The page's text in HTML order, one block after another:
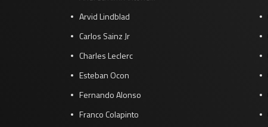
Arvid Lindblad
Carlos Sainz Jr
Charles Leclerc
Esteban Ocon
Fernando Alonso
Franco Colapinto